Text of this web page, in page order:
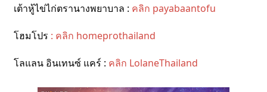
เต้าหู้ไข่ไก่ตรานางพยาบาล : คลิก payabaantofu
โฮมโปร : คลิก homeprothailand
โลแลน อินเทนซ์ แคร์ : คลิก LolaneThailand